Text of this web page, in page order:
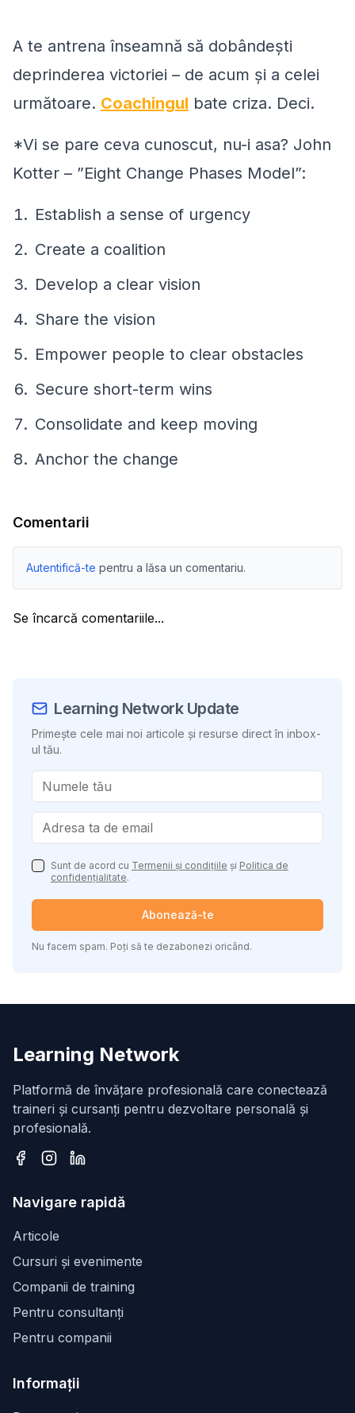
A te antrena înseamnă să dobândeşti
deprinderea victoriei – de acum şi a celei
următoare. Coachingul bate criza. Deci.
*Vi se pare ceva cunoscut, nu-i asa? John
Kotter – ”Eight Change Phases Model”:
Establish a sense of urgency
Create a coalition
Develop a clear vision
Share the vision
Empower people to clear obstacles
Secure short-term wins
Consolidate and keep moving
Anchor the change
Comentarii
Autentifică-te pentru a lăsa un comentariu.
Se încarcă comentariile...
Learning Network Update
Primește cele mai noi articole și resurse direct în inbox-
ul tău.
Sunt de acord cu Termenii și condițiile și Politica de
confidențialitate.
Abonează-te
Nu facem spam. Poți să te dezabonezi oricând.
Learning Network
Platformă de învățare profesională care conectează
traineri și cursanți pentru dezvoltare personală și
profesională.
Navigare rapidă
Articole
Cursuri și evenimente
Companii de training
Pentru consultanți
Pentru companii
Informații